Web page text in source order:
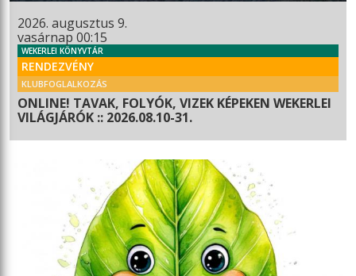
2026. augusztus 9.
vasárnap 00:15
WEKERLEI KÖNYVTÁR
RENDEZVÉNY
KLUBFOGLALKOZÁS
ONLINE! TAVAK, FOLYÓK, VIZEK KÉPEKEN WEKERLEI
VILÁGJÁRÓK :: 2026.08.10-31.